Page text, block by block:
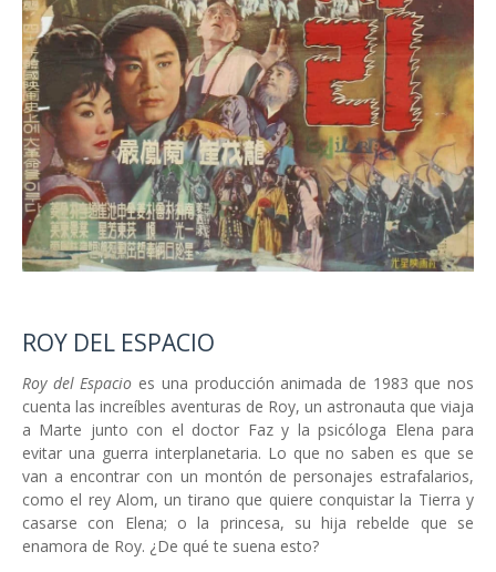
ROY DEL ESPACIO
Roy del Espacio es una producción animada de 1983 que nos
cuenta las increíbles aventuras de Roy, un astronauta que viaja
a Marte junto con el doctor Faz y la psicóloga Elena para
evitar una guerra interplanetaria. Lo que no saben es que se
van a encontrar con un montón de personajes estrafalarios,
como el rey Alom, un tirano que quiere conquistar la Tierra y
casarse con Elena; o la princesa, su hija rebelde que se
enamora de Roy. ¿De qué te suena esto?